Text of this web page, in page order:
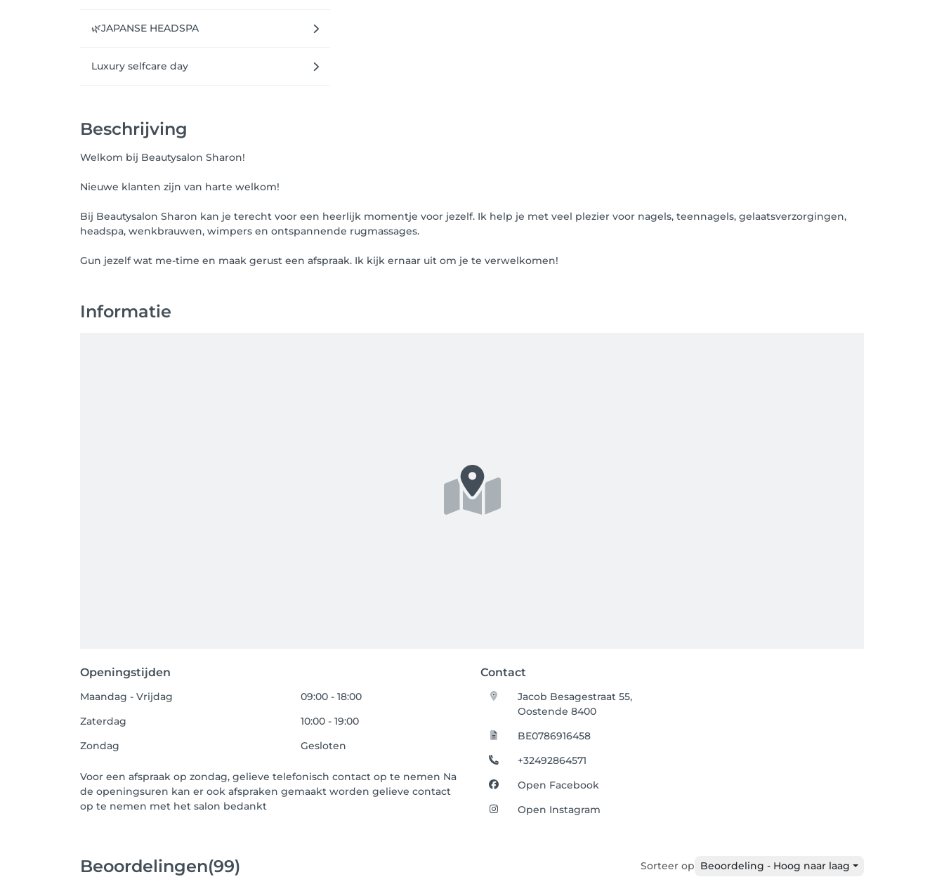
🌿JAPANSE HEADSPA
Luxury selfcare day
Beschrijving
Welkom bij Beautysalon Sharon!
Nieuwe klanten zijn van harte welkom!
Bij Beautysalon Sharon kan je terecht voor een heerlijk momentje voor jezelf. Ik help je met veel plezier voor nagels, teennagels, gelaatsverzorgingen,
headspa, wenkbrauwen, wimpers en ontspannende rugmassages.
Gun jezelf wat me-time en maak gerust een afspraak. Ik kijk ernaar uit om je te verwelkomen!
Informatie
Openingstijden Contact
Maandag - Vrijdag
09:00 - 18:00
Zaterdag
10:00 - 19:00
Zondag
Gesloten
Voor een afspraak op zondag, gelieve telefonisch contact op te nemen Na
de openingsuren kan er ook afspraken gemaakt worden gelieve contact
op te nemen met het salon bedankt
Jacob Besagestraat 55,
Oostende 8400
BE0786916458
+32492864571
Open Facebook
Open Instagram
Beoordelingen(99) Sorteer op Beoordeling - Hoog naar laag